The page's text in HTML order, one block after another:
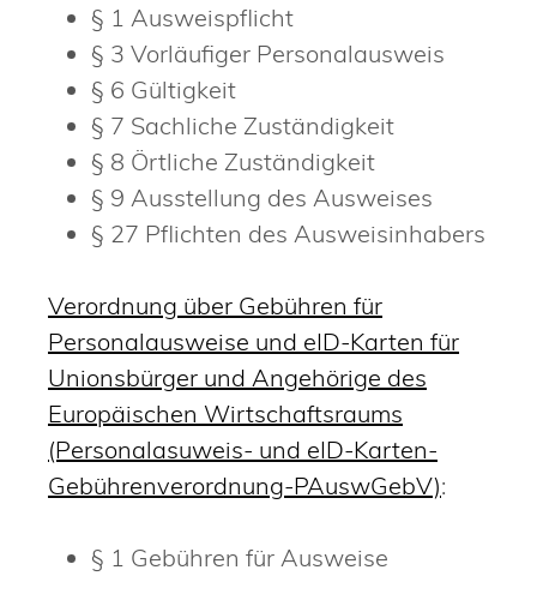
§ 1 Ausweispflicht
§ 3 Vorläufiger Personalausweis
§ 6 Gültigkeit
§ 7 Sachliche Zuständigkeit
§ 8 Örtliche Zuständigkeit
§ 9 Ausstellung des Ausweises
§ 27 Pflichten des Ausweisinhabers
Verordnung über Gebühren für
Personalausweise und eID-Karten für
Unionsbürger und Angehörige des
Europäischen Wirtschaftsraums
(Personalasuweis- und eID-Karten-
Gebührenverordnung-PAuswGebV):
§ 1 Gebühren für Ausweise